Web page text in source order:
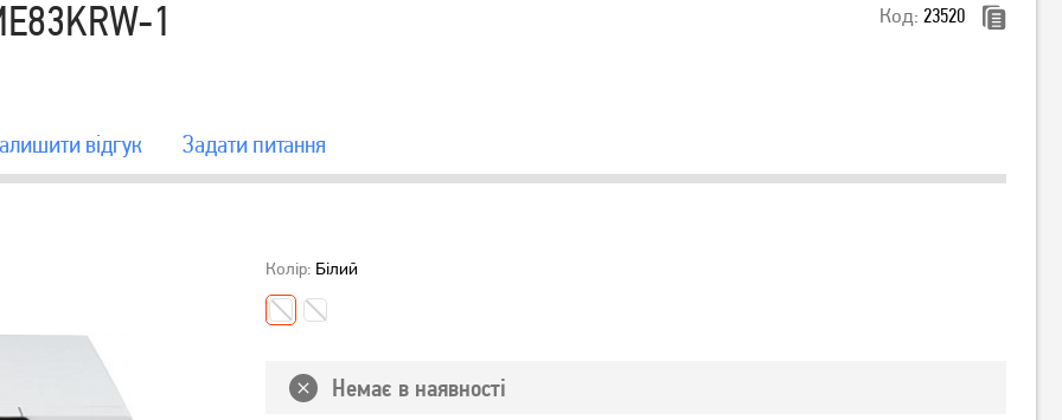
1 Код: 23520
вiдгук Задати питання
Колір: Білий
Немає в наявності